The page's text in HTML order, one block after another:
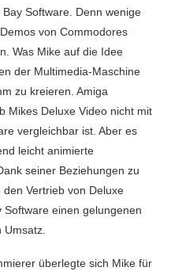
Software. Denn wenige
von Commodores
Was Mike auf die Idee
der Multimedia-Maschine
zu kreieren. Amiga
Mikes Deluxe Video nicht mit
vergleichbar ist. Aber es
leicht animierte
seiner Beziehungen zu
Vertrieb von Deluxe
einen gelungenen
Umsatz.
überlegte sich Mike für